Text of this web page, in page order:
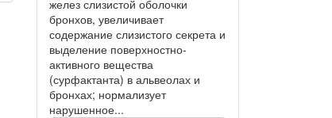
желез слизистой оболочки
бронхов, увеличивает
содержание слизистого секрета и
выделение поверхностно-
активного вещества
(сурфактанта) в альвеолах и
бронхах; нормализует
нарушенное...